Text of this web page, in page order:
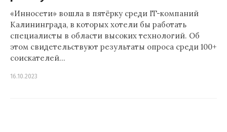
«Инносети» вошла в пятёрку среди IT-компаний
Калининграда, в которых хотели бы работать
специалисты в области высоких технологий. Об
этом свидетельствуют результаты опроса среди 100+
соискателей…
16.10.2023